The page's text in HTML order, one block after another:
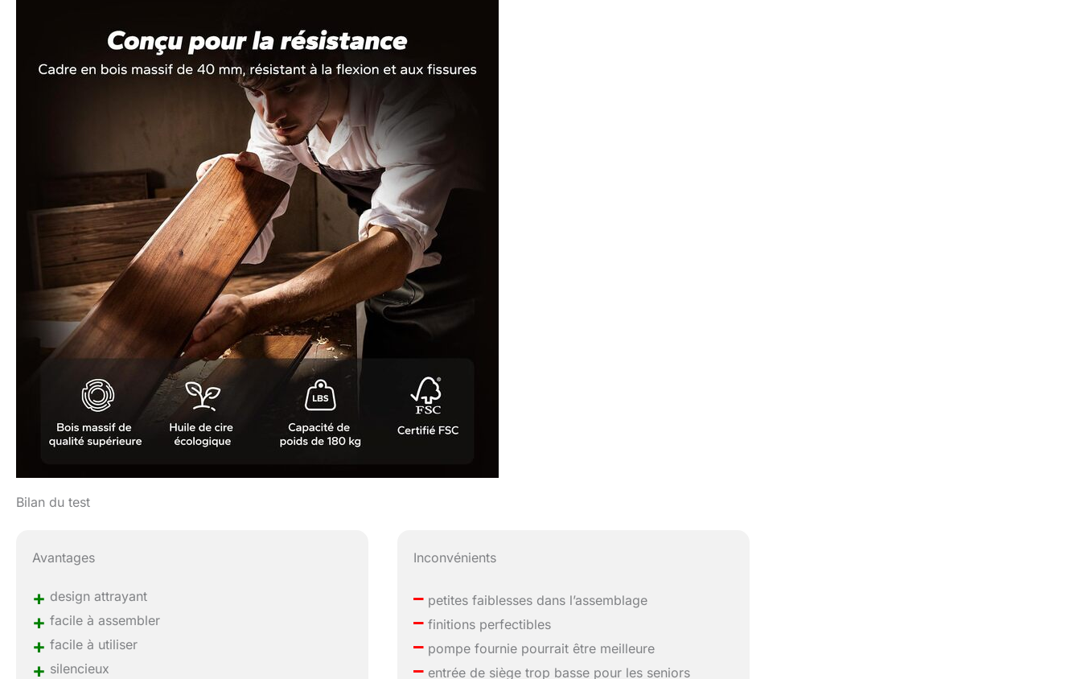
Bilan du test
Avantages
+ design attrayant
+ facile à assembler
+ facile à utiliser
+ silencieux
Inconvénients
– petites faiblesses dans l’assemblage
– finitions perfectibles
– pompe fournie pourrait être meilleure
– entrée de siège trop basse pour les seniors